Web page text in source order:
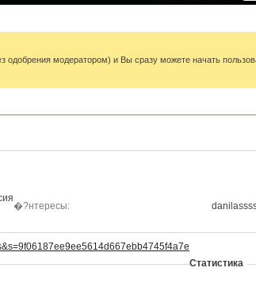
одобрения модератором) и Вы сразу можете начать
�?нтересы
Статистика